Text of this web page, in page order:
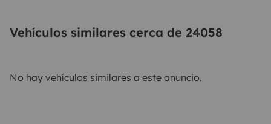
Vehículos similares cerca de 24058
No hay vehículos similares a este anuncio.